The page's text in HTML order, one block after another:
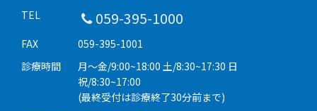
TEL
059-395-1000
FAX
059-395-1001
診療時間
月〜金/9:00~18:00 土/8:30~17:30 日
祝/8:30~17:00
(最終受付は診療終了30分前まで)